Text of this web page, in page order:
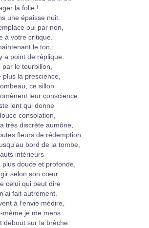
la folie !
une épaisse nuit.
oui par non,
à votre critique.
le ton ;
a point de réplique.
le tourbillon,
la prescience,
ce sillon
leur conscience.
lent qui donne
consolation,
très discrète aumône,
fleurs de rédemption.
bord de la tombe,
intérieurs
douce et profonde,
selon son cœur.
celui qui peut dire
fait autrement.
à l’envie médire,
je me mens.
debout sur la brèche